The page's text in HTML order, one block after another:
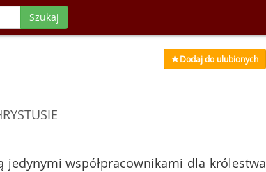
Szukaj
Dodaj do ulubionych
jedynymi współpracownikami dla królestwa